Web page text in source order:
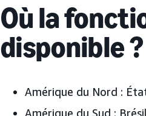
Où la
disponible ?
Amérique du Nord :
Amérique du Sud :